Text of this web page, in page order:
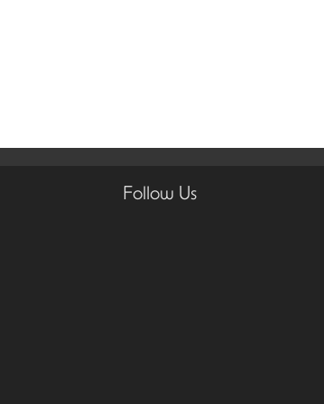
Follow Us